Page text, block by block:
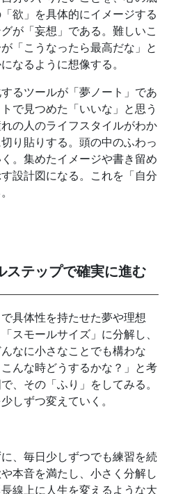
欲」を具体的にイメージする
が「妄想」である。難しいこ
「こうなったら最高だな」と
なるように想像する。
るツールが「夢ノート」であ
で見つめた「いいな」と思う
の人のライフスタイルがわか
り貼りする。頭の中のふわっ
。集めたイメージや書き留め
設計図になる。これを「自分
ステップで確実に進む
具体性を持たせた夢や理想
スモールサイズ」に分解し、
なに小さなことでも構わな
んな時どうするかな？」と考
、その「ふり」をしてみる。
しずつ変えていく。
、毎日少しずつでも練習を続
本音を満たし、小さく分解し
線上に人生を変えるような大